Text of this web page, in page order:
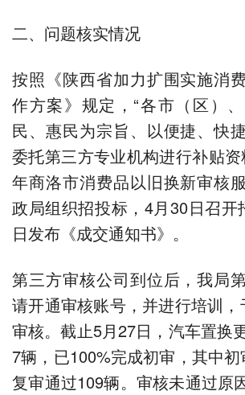
二、问题核实情况
按照《陕西省加力扩围实施消
作方案》规定，“各市（区）
民、惠民为宗旨、以便捷、快
委托第三方专业机构进行补贴资
年商洛市消费品以旧换新审核
政局组织招投标，4月30日召开
日发布《成交通知书》。
第三方审核公司到位后，我局
请开通审核账号，并进行培训
审核。截止5月27日，汽车置换
7辆，已100%完成初审，其中初
复审通过109辆。审核未通过原